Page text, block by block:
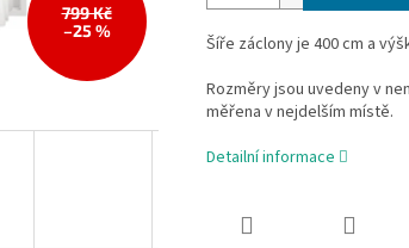
799 Kč
–25 %
Šíře záclony je 400 cm a
Rozměry jsou uvedeny v
měřena v nejdelším místě.
Detailní informace